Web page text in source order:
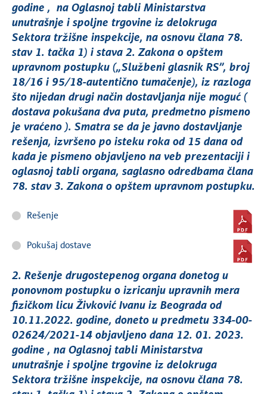
godine , na Oglasnoj tabli Ministarstva
unutrašnje i spoljne trgovine iz delokruga
Sektora tržišne inspekcije, na osnovu člana 78.
stav 1. tačka 1) i stava 2. Zakona o opštem
upravnom postupku („Službeni glasnik RS”, broj
18/16 i 95/18-autentično tumačenje), iz razloga
što nijedan drugi način dostavljanja nije moguć (
dostava pokušana dva puta, predmetno pismeno
je vraćeno ). Smatra se da je javno dostavljanje
rešenja, izvršeno po isteku roka od 15 dana od
kada je pismeno objavljeno na veb prezentaciji i
oglasnoj tabli organa, saglasno odredbama člana
78. stav 3. Zakona o opštem upravnom postupku.
Rešenje
Pokušaj dostave
2. Rešenje drugostepenog organa donetog u
ponovnom postupku o izricanju upravnih mera
fizičkom licu Živković Ivanu iz Beograda od
10.11.2022. godine, doneto u predmetu 334-00-
02624/2021-14 objavljeno dana 12. 01. 2023.
godine , na Oglasnoj tabli Ministarstva
unutrašnje i spoljne trgovine iz delokruga
Sektora tržišne inspekcije, na osnovu člana 78.